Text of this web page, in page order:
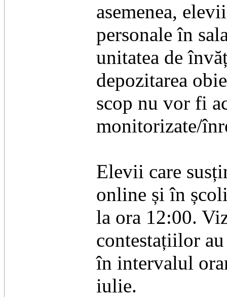
asemenea,
personale în
unitatea de
depozitarea
scop nu vor fi
monitorizate/
Elevii care
online și în
la ora 12:00.
contestațiilor
în intervalul
iulie.